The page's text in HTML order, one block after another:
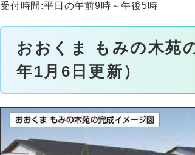
受付時間:平日の午前9時～午後5時
おおくま もみの木苑
年1月6日更新）